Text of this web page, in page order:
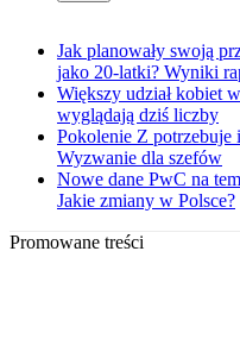
Jak planowały swoją
jako 20-latki? Wyniki
Większy udział kobiet
wyglądają dziś liczby
Pokolenie Z
Wyzwanie dla szefów
Nowe dane PwC na
Jakie zmiany w Polsce?
Promowane treści